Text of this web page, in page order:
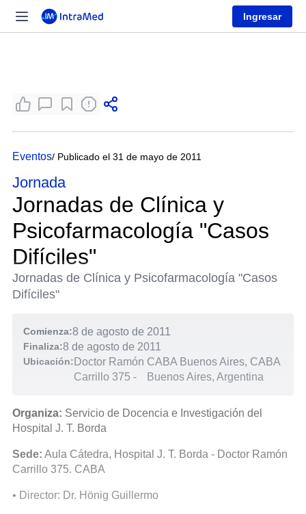
Ingresar
Eventos/ Publicado el 31 de mayo de 2011
Jornada
Jornadas de Clínica y
Psicofarmacología "Casos
Difíciles"
Jornadas de Clínica y Psicofarmacología "Casos
Difíciles"
Comienza:8 de agosto de 2011
Finaliza:8 de agosto de 2011
Ubicación: Doctor Ramón
Carrillo 375 -
CABA Buenos Aires, CABA
Buenos Aires, Argentina
Organiza: Servicio de Docencia e Investigación del
Hospital J. T. Borda
Sede: Aula Cátedra, Hospital J. T. Borda - Doctor Ramón
Carrillo 375. CABA
• Director: Dr. Hönig Guillermo